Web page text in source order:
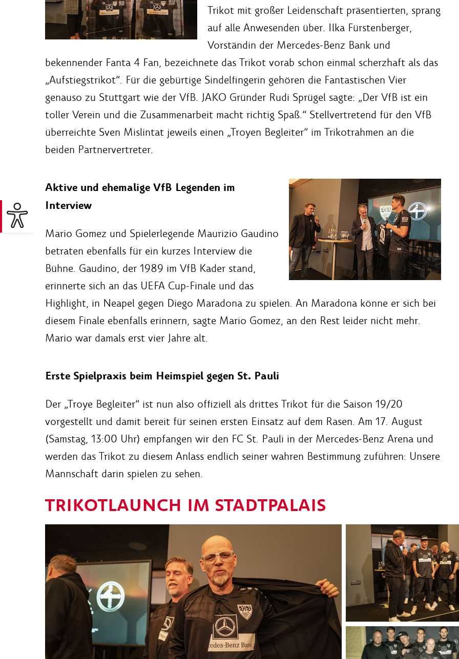
Trikot mit großer Leidenschaft präsentierten, sprang
auf alle Anwesenden über. Ilka Fürstenberger,
Vorständin der Mercedes-Benz Bank und
bekennender Fanta 4 Fan, bezeichnete das Trikot vorab schon einmal scherzhaft als das
„Aufstiegstrikot“. Für die gebürtige Sindelfingerin gehören die Fantastischen Vier
genauso zu Stuttgart wie der VfB. JAKO Gründer Rudi Sprügel sagte: „Der VfB ist ein
toller Verein und die Zusammenarbeit macht richtig Spaß.“ Stellvertretend für den VfB
überreichte Sven Mislintat jeweils einen „Troyen Begleiter“ im Trikotrahmen an die
beiden Partnervertreter.
Aktive und ehemalige VfB Legenden im
Interview
Mario Gomez und Spielerlegende Maurizio Gaudino
betraten ebenfalls für ein kurzes Interview die
Bühne. Gaudino, der 1989 im VfB Kader stand,
erinnerte sich an das UEFA Cup-Finale und das
Highlight, in Neapel gegen Diego Maradona zu spielen. An Maradona könne er sich bei
diesem Finale ebenfalls erinnern, sagte Mario Gomez, an den Rest leider nicht mehr.
Mario war damals erst vier Jahre alt.
Erste Spielpraxis beim Heimspiel gegen St. Pauli
Der „Troye Begleiter“ ist nun also offiziell als drittes Trikot für die Saison 19/20
vorgestellt und damit bereit für seinen ersten Einsatz auf dem Rasen. Am 17. August
(Samstag, 13:00 Uhr) empfangen wir den FC St. Pauli in der Mercedes-Benz Arena und
werden das Trikot zu diesem Anlass endlich seiner wahren Bestimmung zuführen: Unsere
Mannschaft darin spielen zu sehen.
TRIKOTLAUNCH IM STADTPALAIS